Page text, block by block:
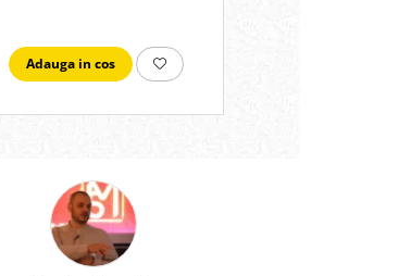
Adauga in cos